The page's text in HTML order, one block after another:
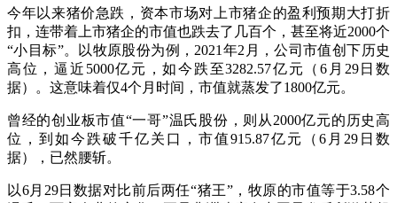
今年以来猪价急跌，资本市场对上市猪企的盈利预期大打折
扣，连带着上市猪企的市值也跌去了几百个，甚至将近2000个
“小目标”。以牧原股份为例，2021年2月，公司市值创下历史
高位，逼近5000亿元，如今跌至3282.57亿元（6月29日数
据）。这意味着仅4个月时间，市值就蒸发了1800亿元。
曾经的创业板市值“一哥”温氏股份，则从2000亿元的历史高
位，到如今跌破千亿关口，市值915.87亿元（6月29日数
据），已然腰斩。
以6月29日数据对比前后两任“猪王”，牧原的市值等于3.58个